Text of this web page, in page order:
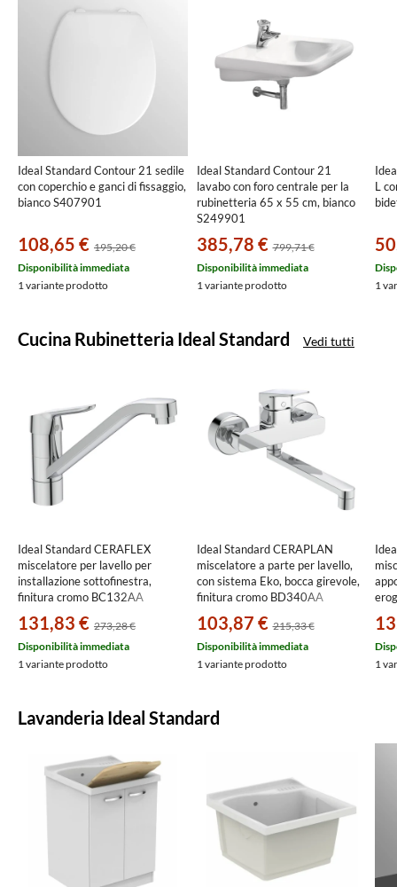
Ideal Standard Contour 21 sedile
con coperchio e ganci di fissaggio,
bianco S407901
108,65 € 195,20 €
Disponibilità immediata
1 variante prodotto
Ideal Standard Contour 21
lavabo con foro centrale per la
rubinetteria 65 x 55 cm, bianco
S249901
385,78 € 799,71 €
Disponibilità immediata
1 variante prodotto
L
1
Cucina Rubinetteria Ideal Standard Vedi tutti
Ideal Standard CERAFLEX
miscelatore per lavello per
installazione sottofinestra,
finitura cromo BC132AA
131,83 € 273,28 €
Disponibilità immediata
1 variante prodotto
Ideal Standard CERAPLAN
miscelatore a parte per lavello,
con sistema Eko, bocca girevole,
finitura cromo BD340AA
103,87 € 215,33 €
Disponibilità immediata
1 variante prodotto
1
Lavanderia Ideal Standard